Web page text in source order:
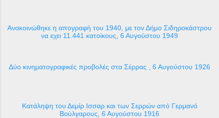
Ανακοινώθηκε η απογραφή του 1940, με τον Δήμο Σιδηροκάστρου
να εχει 11.441 κατοίκους, 6 Αυγούστου 1949
Δύο κινηματογραφικές προβολές στα Σέρρας , 6 Αυγούστου 1926
Κατάληψη του Δεμίρ Ισσαρ και των Σερρών από Γερμανό
Βούλγαρους, 6 Αυγούστου 1916